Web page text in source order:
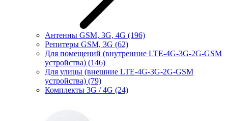
Антенны GSM, 3G, 4G (196)
Репитеры GSM, 3G (62)
Для помещений (внутренние LTE-4G-3G-2G-GSM
устройства) (146)
Для улицы (внешние LTE-4G-3G-2G-GSM
устройства) (79)
Комплекты 3G / 4G (24)